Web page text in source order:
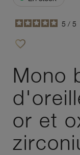
5 / 5
favorite_border
Mono
or et